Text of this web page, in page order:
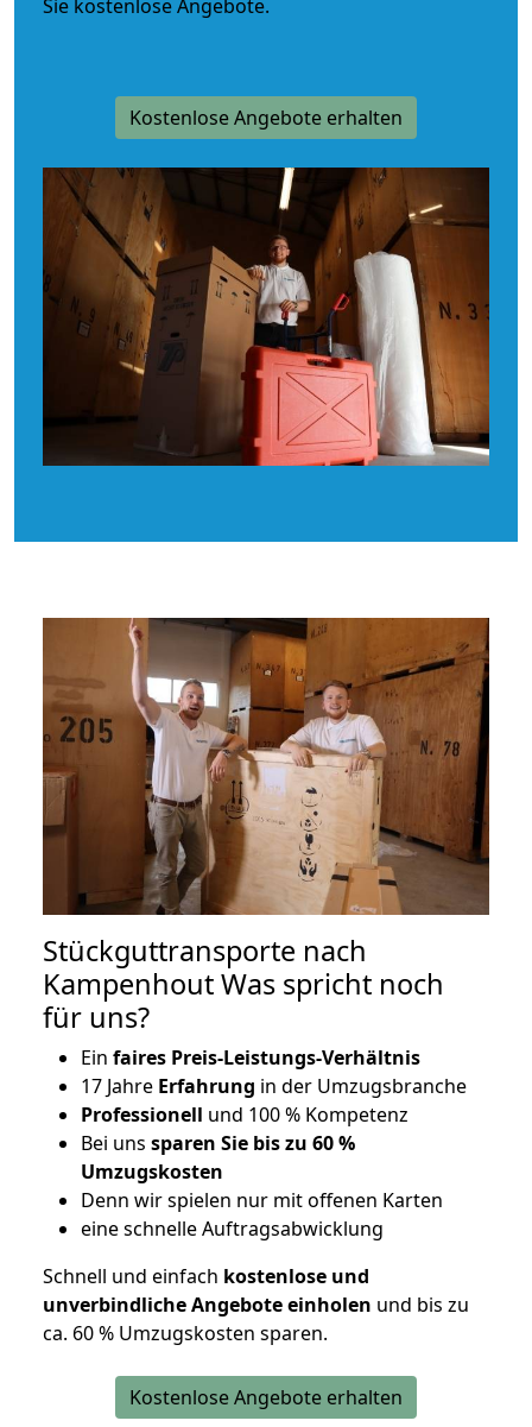
Sie kostenlose Angebote.
Kostenlose Angebote erhalten
Stückguttransporte nach
Kampenhout Was spricht noch
für uns?
Ein faires Preis-Leistungs-Verhältnis
17 Jahre Erfahrung in der Umzugsbranche
Professionell und 100 % Kompetenz
Bei uns sparen Sie bis zu 60 %
Umzugskosten
Denn wir spielen nur mit offenen Karten
eine schnelle Auftragsabwicklung
Schnell und einfach kostenlose und
unverbindliche Angebote einholen und bis zu
ca. 60 % Umzugskosten sparen.
Kostenlose Angebote erhalten